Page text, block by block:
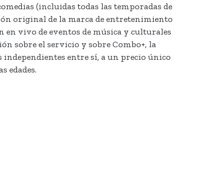
(incluidas todas las temporadas de
original de la marca de entretenimiento
vivo de eventos de música y culturales
sobre el servicio y sobre Combo+, la
entre sí, a un precio único
edades.